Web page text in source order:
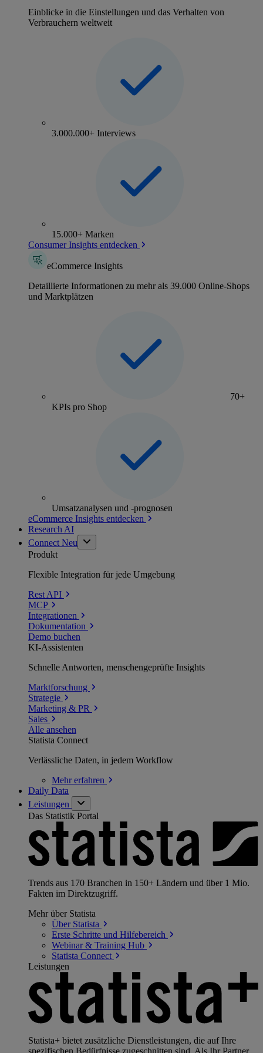
Einblicke in die Einstellungen und das Verhalten von
Verbrauchern weltweit
3.000.000+ Interviews
15.000+ Marken
Consumer Insights entdecken
eCommerce Insights
Detaillierte Informationen zu mehr als 39.000 Online-Shops
und Marktplätzen
70+
KPIs pro Shop
Umsatzanalysen und -prognosen
eCommerce Insights entdecken
Research AI
Connect Neu
Produkt
Flexible Integration für jede Umgebung
Rest API
MCP
Integrationen
Dokumentation
Demo buchen
KI-Assistenten
Schnelle Antworten, menschengeprüfte Insights
Marktforschung
Strategie
Marketing & PR
Sales
Alle ansehen
Statista Connect
Verlässliche Daten, in jedem Workflow
Mehrerfahren
Daily Data
Leistungen
Das Statistik Portal
Trends aus 170 Branchen in 150+ Ländern und über 1 Mio.
Fakten im Direktzugriff.
Mehr über Statista
Über Statista
Erste Schritte und Hilfebereich
Webinar & Training Hub
Statista Connect
Leistungen
Statista+ bietet zusätzliche Dienstleistungen, die auf Ihre
spezifischen Bedürfnisse zugeschnitten sind. Als Ihr Partner